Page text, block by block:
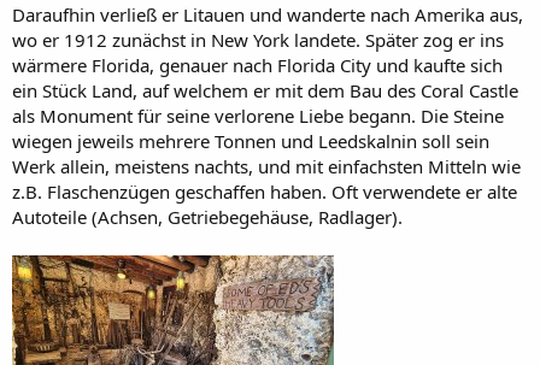
Daraufhin verließ er Litauen und wanderte nach Amerika aus,
wo er 1912 zunächst in New York landete. Später zog er ins
wärmere Florida, genauer nach Florida City und kaufte sich
ein Stück Land, auf welchem er mit dem Bau des Coral Castle
als Monument für seine verlorene Liebe begann. Die Steine
wiegen jeweils mehrere Tonnen und Leedskalnin soll sein
Werk allein, meistens nachts, und mit einfachsten Mitteln wie
z.B. Flaschenzügen geschaffen haben. Oft verwendete er alte
Autoteile (Achsen, Getriebegehäuse, Radlager).